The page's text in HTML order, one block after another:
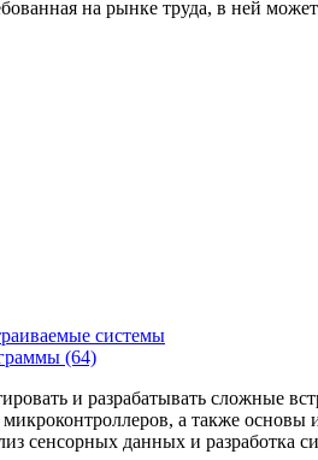
на рынке труда, в ней
системы
(64)
и разрабатывать сложные
а также
сенсорных данных и разработка